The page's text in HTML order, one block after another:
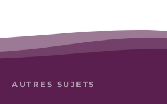
AUTRES SUJETS